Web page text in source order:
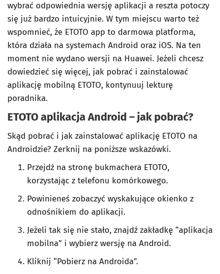
wybrać odpowiednia wersję aplikacji a reszta potoczy
się już bardzo intuicyjnie. W tym miejscu warto też
wspomnieć, że ETOTO app to darmowa platforma,
która działa na systemach Android oraz iOS. Na ten
moment nie wydano wersji na Huawei. Jeżeli chcesz
dowiedzieć się więcej, jak pobrać i zainstalować
aplikację mobilną ETOTO, kontynuuj lekturę
poradnika.
ETOTO aplikacja Android – jak pobrać?
Skąd pobrać i jak zainstalować aplikację ETOTO na
Androidzie? Zerknij na poniższe wskazówki.
Przejdź na stronę bukmachera ETOTO,
korzystając z telefonu komórkowego.
Powinieneś zobaczyć wyskakujące okienko z
odnośnikiem do aplikacji.
Jeżeli tak się nie stało, znajdź zakładkę “aplikacja
mobilna” i wybierz wersję na Android.
Kliknij “Pobierz na Androida”.